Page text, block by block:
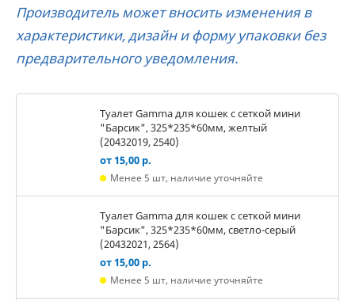
Производитель может вносить изменения в
характеристики, дизайн и форму упаковки без
предварительного уведомления.
Туалет Gamma для кошек c сеткой мини
"Барсик", 325*235*60мм, желтый
(20432019, 2540)
от 15,00 р.
Менее 5 шт, наличие уточняйте
Туалет Gamma для кошек c сеткой мини
"Барсик", 325*235*60мм, светло-серый
(20432021, 2564)
от 15,00 р.
Менее 5 шт, наличие уточняйте